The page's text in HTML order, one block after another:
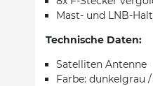
Mast- und LNB-
Technische Daten:
Satelliten Antenne
Farbe: dunkelgrau